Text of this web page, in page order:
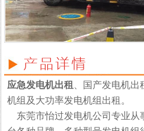
应急发电机出租
、国产发电机
机组及大功率发电机组出租。
东莞市怡过发电机公司专业从